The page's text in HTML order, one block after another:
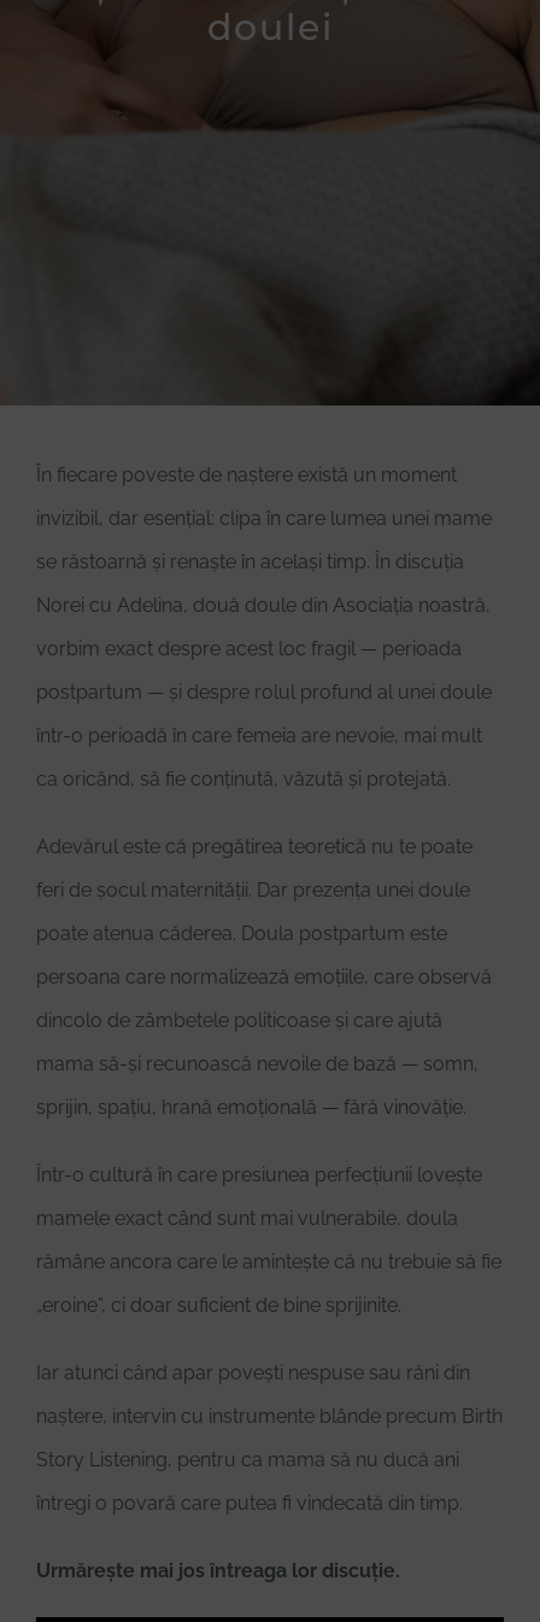
doulei
În fiecare poveste de naștere există un moment
invizibil, dar esențial: clipa în care lumea unei mame
se răstoarnă și renaște în același timp. În discuția
Norei cu Adelina, două doule din Asociația noastră,
vorbim exact despre acest loc fragil — perioada
postpartum — și despre rolul profund al unei doule
într-o perioadă în care femeia are nevoie, mai mult
ca oricând, să fie conținută, văzută și protejată.
Adevărul este că pregătirea teoretică nu te poate
feri de șocul maternității. Dar prezența unei doule
poate atenua căderea. Doula postpartum este
persoana care normalizează emoțiile, care observă
dincolo de zâmbetele politicoase și care ajută
mama să-și recunoască nevoile de bază — somn,
sprijin, spațiu, hrană emoțională — fără vinovăție.
Într-o cultură în care presiunea perfecțiunii lovește
mamele exact când sunt mai vulnerabile, doula
rămâne ancora care le amintește că nu trebuie să fie
„eroine”, ci doar suficient de bine sprijinite.
Iar atunci când apar povești nespuse sau răni din
naștere, intervin cu instrumente blânde precum Birth
Story Listening, pentru ca mama să nu ducă ani
întregi o povară care putea fi vindecată din timp.
Urmărește mai jos întreaga lor discuție.